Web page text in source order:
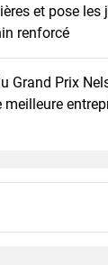
et pose les
renforcé
Grand Prix
meilleure